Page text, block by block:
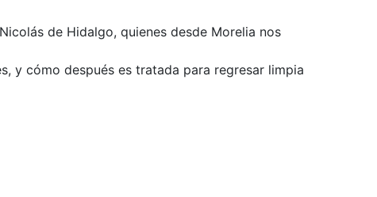
de Hidalgo, quienes desde Morelia nos
y cómo después es tratada para regresar limpia